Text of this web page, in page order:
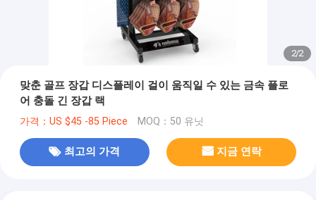
2/2
맞춘 골프 장갑 디스플레이 걸이 움직일 수 있는 금속 플로
어 충돌 긴 장갑 랙
가격：US $45 -85 Piece MOQ：50 유닛
최고의 가격 지금 연락